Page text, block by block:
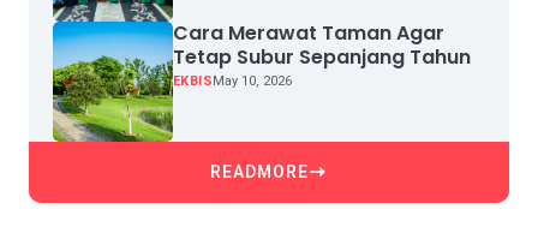
Cara Merawat Taman Agar
Tetap Subur Sepanjang Tahun
EKBISMay 10, 2026
READMORE